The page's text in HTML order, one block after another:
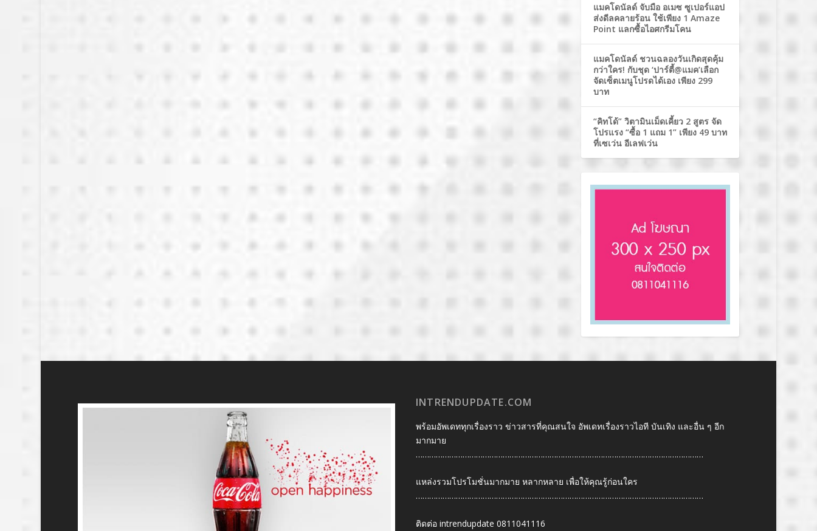
แมคโดนัลด์ จับมือ อเมซ ซูเปอร์แอป
ส่งดีลคลายร้อน ใช้เพียง 1 Amaze
Point แลกซื้อไอศกรีมโคน
แมคโดนัลด์ ชวนฉลองวันเกิดสุดคุ้ม
กว่าใคร! กับชุด ‘ปาร์ตี้@แมค’เลือก
จัดเซ็ตเมนูโปรดได้เอง เพียง 299
บาท
“คิทโด้” วิตามินเม็ดเคี้ยว 2 สูตร จัด
โปรแรง “ซื้อ 1 แถม 1” เพียง 49 บาท
ที่เซเว่น อีเลฟเว่น
INTRENDUPDATE.COM
พร้อมอัพเดททุกเรื่องราว ข่าวสารที่คุณสนใจ อัพเดทเรื่องราวไอที บันเทิง และอื่น ๆ อีก
มากมาย
…………………………………………………………………………………………………………………
แหล่งรวมโปรโมชั่นมากมาย หลากหลาย เพื่อให้คุณรู้ก่อนใคร
…………………………………………………………………………………………………………………
ติดต่อ intrendupdate 0811041116